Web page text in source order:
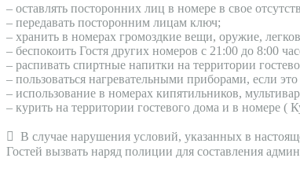
– оставлять посторонних лиц в номере в свое
– передавать посторонним лицам ключ;
– хранить в номерах громоздкие вещи, оружие,
– беспокоить Гостя других номеров с 21:00 до 8:00
– распивать спиртные напитки на территории
– пользоваться нагревательными приборами, если
– использование в номерах кипятильников,
– курить на территории гостевого дома и в номере (
 В случае нарушения условий, указанных в
Гостей вызвать наряд полиции для составления